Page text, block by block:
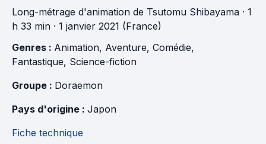
Long-métrage d'animation de Tsutomu Shibayama · 1
h 33 min · 1 janvier 2021 (France)
Genres : Animation, Aventure, Comédie,
Fantastique, Science-fiction
Groupe : Doraemon
Pays d'origine : Japon
Fiche technique